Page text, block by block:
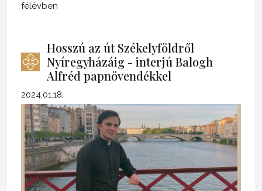
félévben
Hosszú az út Székelyföldről
Nyíregyházáig - interjú Balogh
Alfréd papnövendékkel
2024.01.18.